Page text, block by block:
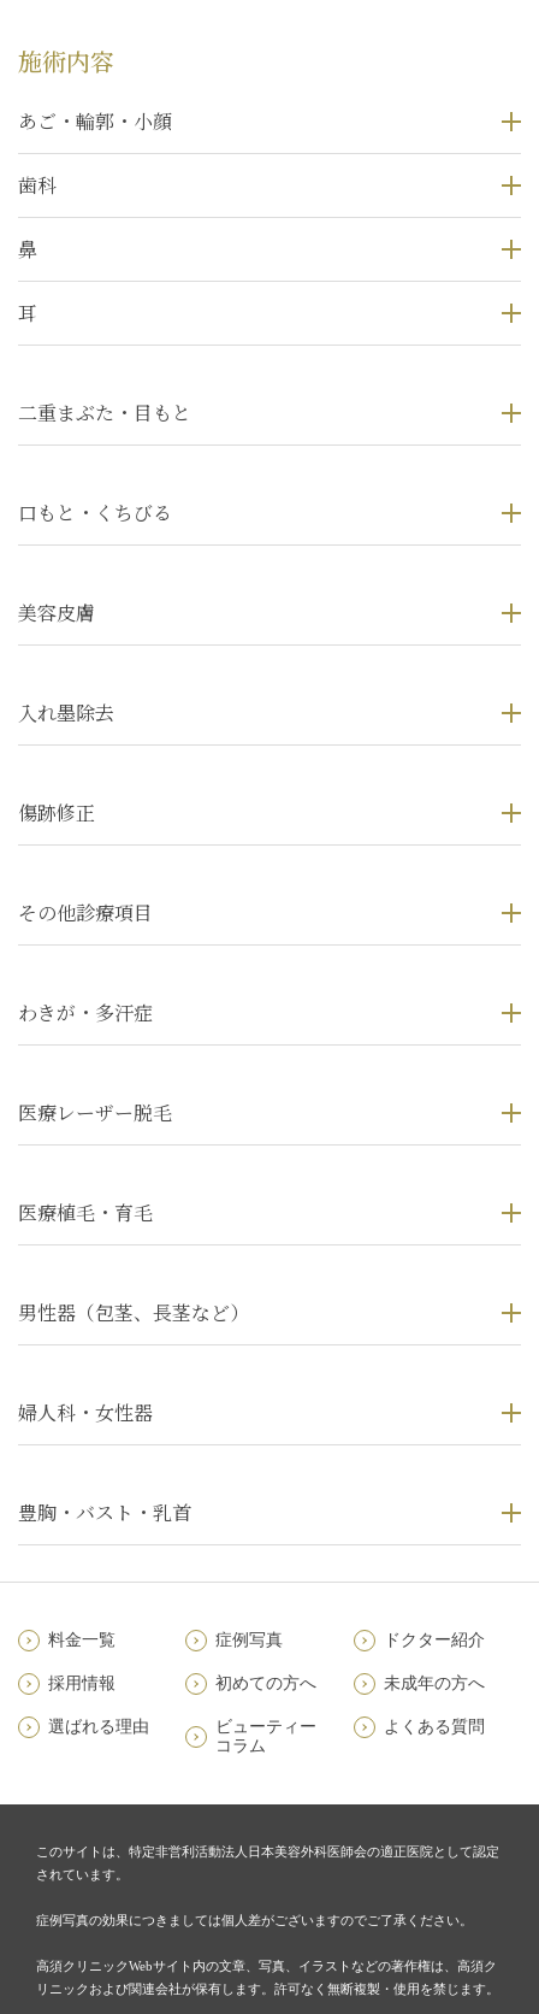
施術内容
あご・輪郭・小顔
歯科
鼻
耳
二重まぶた・目もと
口もと・くちびる
美容皮膚
入れ墨除去
傷跡修正
その他診療項目
わきが・多汗症
医療レーザー脱毛
医療植毛・育毛
男性器（包茎、長茎など）
婦人科・女性器
豊胸・バスト・乳首
料金一覧 症例写真 ドクター紹介
採用情報 初めての方へ 未成年の方へ
選ばれる理由
ビューティー
コラム
よくある質問
このサイトは、特定非営利活動法人日本美容外科医師会の適正医院として認定
されています。
症例写真の効果につきましては個人差がございますのでご了承ください。
高須クリニックWebサイト内の文章、写真、イラストなどの著作権は、高須ク
リニックおよび関連会社が保有します。許可なく無断複製・使用を禁じます。